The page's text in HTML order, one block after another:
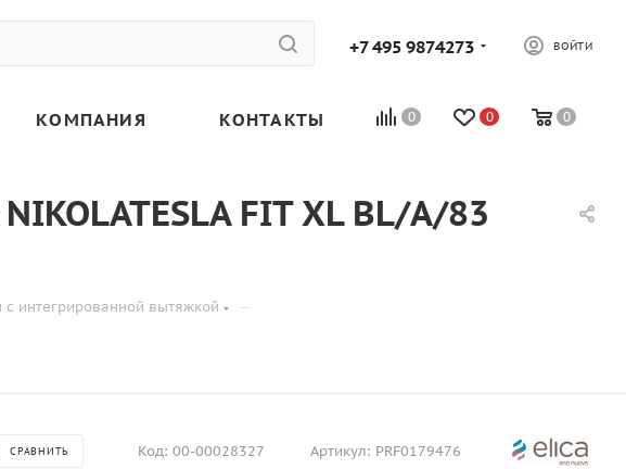
+7 495 9874273 ВОЙТИ
0 0 0
КОМПАНИЯ КОНТАКТЫ
FIT XL BL/A/83
интегрированной вытяжкой —
СРАВНИТЬ Код: 00-00028327 Артикул: PRF0179476